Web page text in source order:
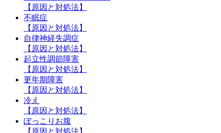
【原因と対処法】
不眠症
【原因と対処法】
自律神経失調症
【原因と対処法】
起立性調節障害
【原因と対処法】
更年期障害
【原因と対処法】
冷え
【原因と対処法】
ぽっこりお腹
【原因と対処法】